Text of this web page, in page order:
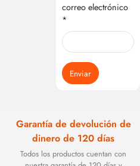
correo electrónico
*
Enviar
Garantía de devolución de
dinero de 120 días
Todos los productos cuentan con